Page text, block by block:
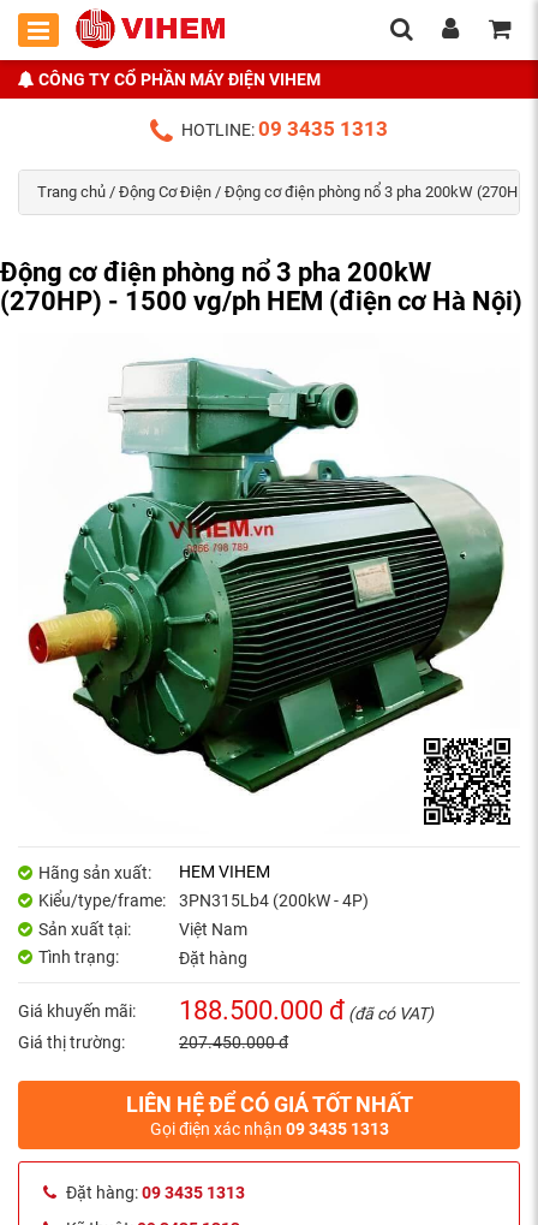
CÔNG TY CỔ PHẦN MÁY ĐIỆN VIHEM
HOTLINE:09 3435 1313
Trang chủ / Động Cơ Điện / Động cơ điện phòng nổ 3 pha 200kW
Động cơ điện phòng nổ 3 pha 200kW
(270HP) - 1500 vg/ph HEM (điện cơ Hà Nội)
Hãng sản xuất:
HEM VIHEM
Kiểu/type/frame:
3PN315Lb4 (200kW - 4P)
Sản xuất tại:
Việt Nam
Tình trạng:
Đặt hàng
Giá khuyến mãi: 188.500.000 đ (đã có VAT)
Giá thị trường:
207.450.000 đ
LIÊN HỆ ĐỂ CÓ GIÁ TỐT NHẤT
Gọi điện xác nhận 09 3435 1313
Đặt hàng:09 3435 1313